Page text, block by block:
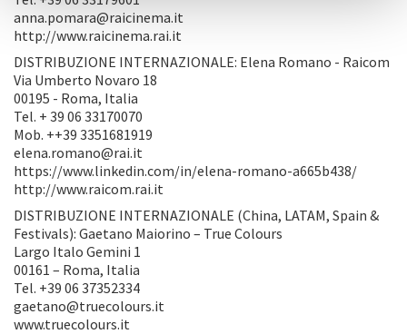
anna.pomara@raicinema.it
http://www.raicinema.rai.it
DISTRIBUZIONE INTERNAZIONALE: Elena Romano - Raicom
Via Umberto Novaro 18
00195 - Roma, Italia
Tel. + 39 06 33170070
Mob. ++39 3351681919
elena.romano@rai.it
https://www.linkedin.com/in/elena-romano-a665b438/
http://www.raicom.rai.it
DISTRIBUZIONE INTERNAZIONALE (China, LATAM, Spain &
Festivals): Gaetano Maiorino – True Colours
Largo Italo Gemini 1
00161 – Roma, Italia
Tel. +39 06 37352334
gaetano@truecolours.it
www.truecolours.it